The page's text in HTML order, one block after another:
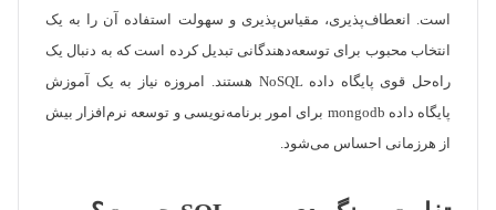
است. انعطاف‌پذیری، مقیاس‌پذیری و سهولت استفاده آن را به یک
انتخاب محبوب برای توسعه‌دهندگانی تبدیل کرده است که به دنبال یک
راه‌حل قوی پایگاه داده NoSQL هستند. امروزه نیاز به یک آموزش
پایگاه داده mongodb برای امور برنامه‌نویسی و توسعه نرم‌افزار بیش
از هرزمانی احساس می‌شود.